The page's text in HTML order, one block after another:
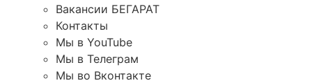
Вакансии БЕГАРАТ
Контакты
Мы в YouTube
Мы в Телеграм
Мы во Вконтакте